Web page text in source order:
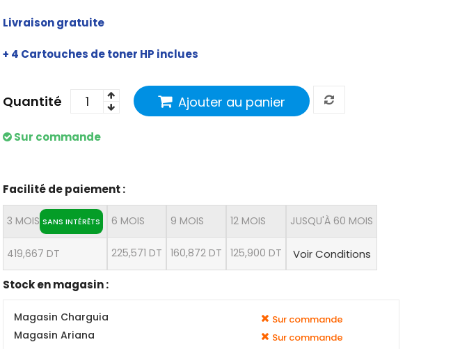
Livraison gratuite
+ 4 Cartouches de toner HP inclues
Quantité Ajouter au panier
Sur commande
Facilité de paiement :
3 MOIS SANS INTÉRÊTS
419,667 DT
6 MOIS
225,571 DT
9 MOIS
160,872 DT
12 MOIS
125,900 DT
JUSQU'À 60 MOIS
Voir Conditions
Stock en magasin :
Magasin Charguia Sur commande
Magasin Ariana Sur commande